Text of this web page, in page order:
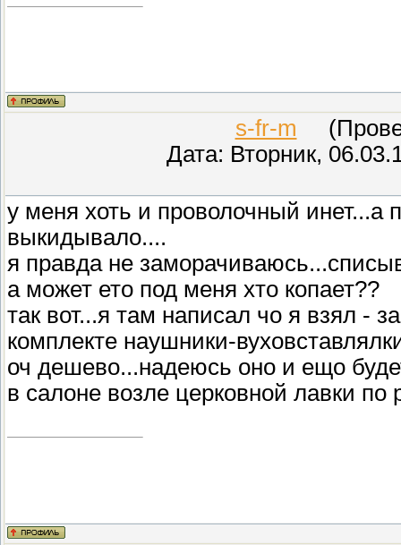
s-fr-m
Дата: Вторник,
у меня хоть и проволочный инет...а
выкидывало....
я правда не
а может ето под меня хто копает??
так вот...я там написал чо я взял -
комплекте наушники-
оч дешево...надеюсь оно и ещо
в салоне возле церковной лавки